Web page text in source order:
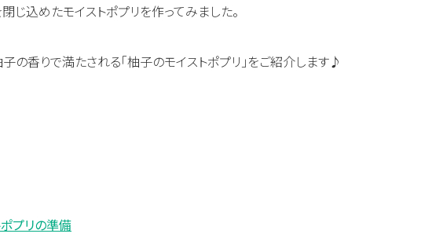
じ込めたモイストポプリを作ってみました。
の香りで満たされる「柚子のモイストポプリ」をご紹介します♪
プリの準備